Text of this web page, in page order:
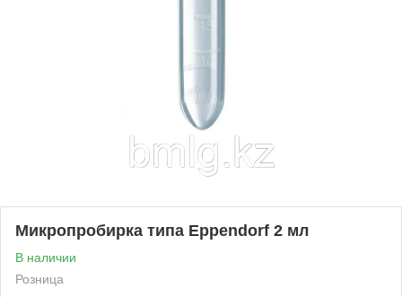
Микропробирка типа Eppendorf 2 мл
В наличии
Розница